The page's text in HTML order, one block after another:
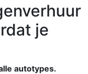
je
autotypes.